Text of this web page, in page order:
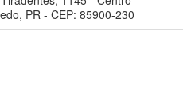
PR - CEP: 85900-230